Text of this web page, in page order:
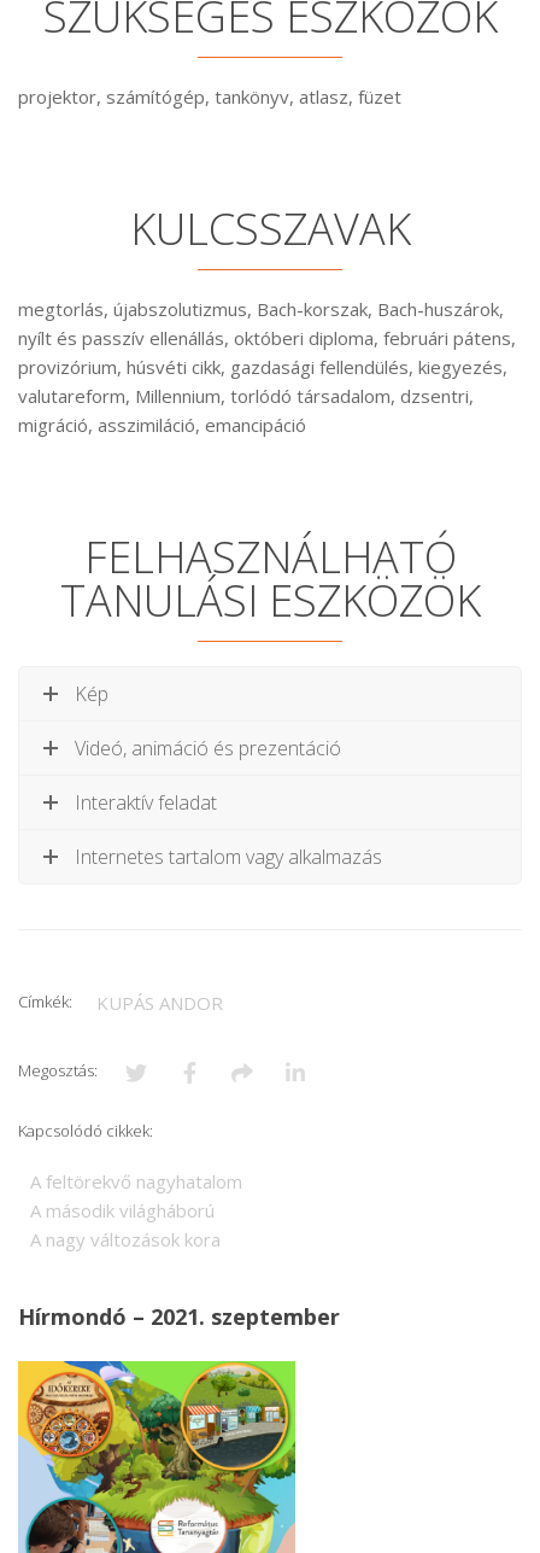
SZÜKSÉGES ESZKÖZÖK
projektor, számítógép, tankönyv, atlasz, füzet
KULCSSZAVAK
megtorlás, újabszolutizmus, Bach-korszak, Bach-huszárok,
nyílt és passzív ellenállás, októberi diploma, februári pátens,
provizórium, húsvéti cikk, gazdasági fellendülés, kiegyezés,
valutareform, Millennium, torlódó társadalom, dzsentri,
migráció, asszimiláció, emancipáció
FELHASZNÁLHATÓ
TANULÁSI ESZKÖZÖK
Kép
Videó, animáció és prezentáció
Interaktív feladat
Internetes tartalom vagy alkalmazás
Címkék: KUPÁS ANDOR
Megosztás:
Kapcsolódó cikkek:
A feltörekvő nagyhatalom
A második világháború
A nagy változások kora
Hírmondó – 2021. szeptember